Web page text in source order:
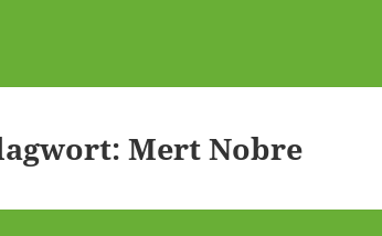
Mert Nobre